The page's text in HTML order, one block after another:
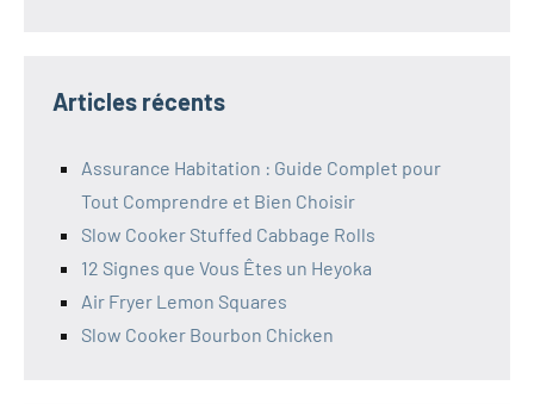
Articles récents
Assurance Habitation : Guide Complet pour
Tout Comprendre et Bien Choisir
Slow Cooker Stuffed Cabbage Rolls
12 Signes que Vous Êtes un Heyoka
Air Fryer Lemon Squares
Slow Cooker Bourbon Chicken